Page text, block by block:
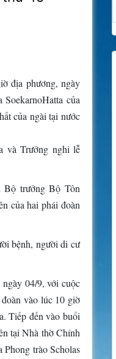
địa phương, ngày
của
của ngài tại nước
và Trưởng nghi lễ
Bộ trưởng Bộ Tôn
của hai phái đoàn
bệnh, người di cư
04/9, với cuộc
vào lúc 10 giờ
Tiếp đến vào buổi
tại Nhà thờ Chính
trào Scholas